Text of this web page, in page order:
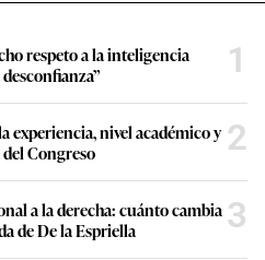
respeto a la inteligencia
1
experiencia, nivel académico y
Congreso
2
a la derecha: cuánto cambia
de De la Espriella
3